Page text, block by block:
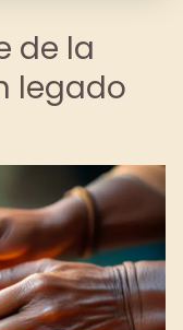
de la
legado